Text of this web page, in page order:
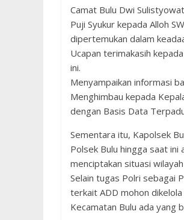
Camat Bulu Dwi
Puji Syukur kepada Alloh
dipertemukan dalam
Ucapan terimakasih
ini.
Menyampaikan informasi
Menghimbau kepada
dengan Basis Data
Sementara itu, Kapolsek
Polsek Bulu hingga saat
menciptakan situasi
Selain tugas Polri sebagai
terkait ADD mohon
Kecamatan Bulu ada yang